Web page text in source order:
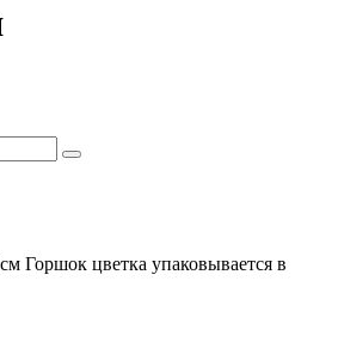
Горшок цветка упаковывается в